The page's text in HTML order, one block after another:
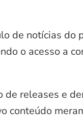
de notícias
o acesso a
de releases e
conteúdo